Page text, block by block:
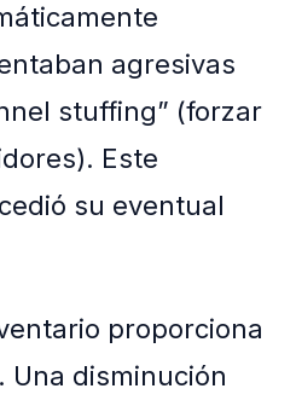
agresivas
stuffing” (forzar
Este
su eventual
proporciona
Una disminución